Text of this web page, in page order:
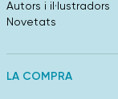
Autors i il·lustradors
Novetats
LA COMPRA